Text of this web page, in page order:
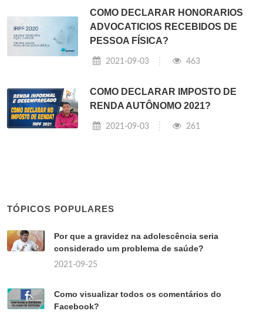
COMO DECLARAR HONORARIOS
ADVOCATICIOS RECEBIDOS DE
PESSOA FÍSICA?
2021-09-03 463
COMO DECLARAR IMPOSTO DE
RENDA AUTÔNOMO 2021?
2021-09-03 261
TÓPICOS POPULARES
Por que a gravidez na adolescência seria
considerado um problema de saúde?
2021-09-25
Como visualizar todos os comentários do
Facebook?